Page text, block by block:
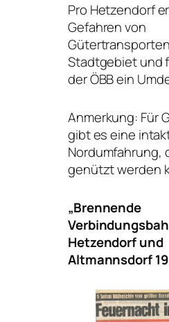
Pro Hetzendorf
Gefahren von
Stadtgebiet und
der ÖBB ein
Anmerkung: Für
gibt es eine
Nordumfahrung,
genützt werden
„Brennende
Hetzendorf und
Altmannsdorf